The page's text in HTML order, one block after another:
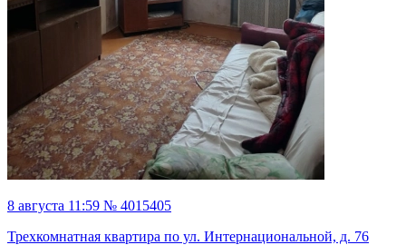
8 августа 11:59 № 4015405
Трехкомнатная квартира по ул. Интернациональной, д. 76